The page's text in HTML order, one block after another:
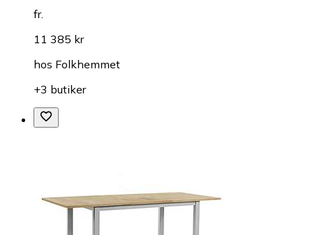
fr.
11 385 kr
hos Folkhemmet
+3 butiker